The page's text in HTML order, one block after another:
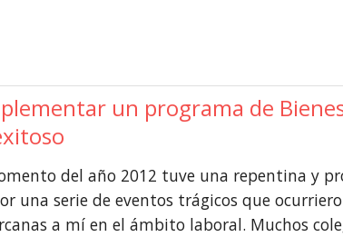
un programa de
del año 2012 tuve una repentina y
una serie de eventos trágicos que
a mí en el ámbito laboral. Muchos